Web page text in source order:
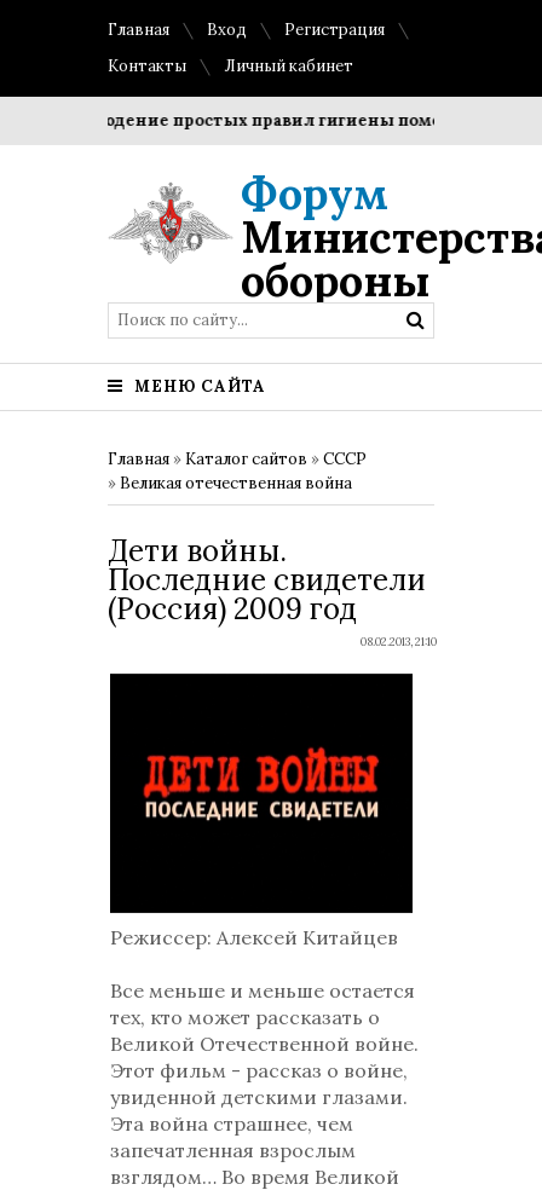
Главная Вход
Регистрация
Контакты
Личный кабинет
Соблюдение простых правил гигиены помогает
Форум
обороны
МЕНЮ САЙТА
Главная » Каталог сайтов »СССР
» Великая отечественная война
Дети войны.
Последние свидетели
(Россия) 2009 год
08.02.2013, 21:10
Режиссер: Алексей Китайцев
Все меньше и меньше остается
тех, кто может рассказать о
Великой Отечественной войне.
Этот фильм - рассказ о войне,
увиденной детскими глазами.
Эта война страшнее, чем
запечатленная взрослым
взглядом… Во время Великой